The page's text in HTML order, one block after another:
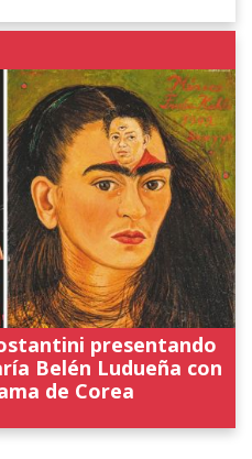
presentando
Belén Ludueña con
de Corea